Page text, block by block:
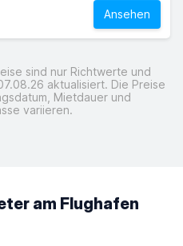
Ansehen
sind nur Richtwerte und
aktualisiert. Die Preise
Mietdauer und
variieren.
am Flughafen